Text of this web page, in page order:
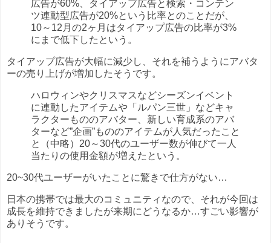
広告が60%、タイアップ広告と検索・コンテン
ツ連動型広告が20%という比率とのことだが、
10～12月の2ヶ月はタイアップ広告の比率が3%
にまで低下したという。
タイアップ広告が大幅に減少し、それを補うようにアバタ
ーの売り上げが増加したそうです。
ハロウィンやクリスマスなどシーズンイベント
に連動したアイテムや「ルパン三世」などキャ
ラクターもののアバター、新しい育成系のアバ
ターなど”企画”もののアイテムが人気だったこと
と（中略）20～30代のユーザー数が伸びて一人
当たりの使用金額が増えたという。
20~30代ユーザーがいたことに驚きで仕方がない…
日本の携帯では最大のコミュニティなので、それが今回は
成長を維持できましたが来期にどうなるか…すごい影響が
ありそうです。